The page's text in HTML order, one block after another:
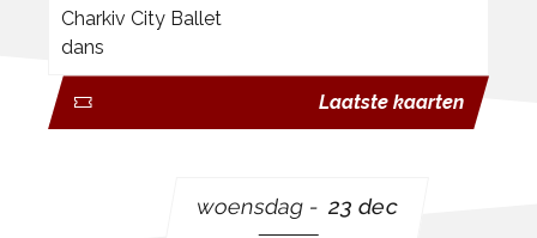
Charkiv City Ballet
dans
Laatste kaarten
woensdag 23 dec